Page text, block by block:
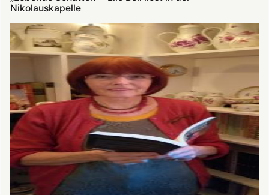
Nikolauskapelle:
Kirchenchor
und
Bläserkreis
musizieren
zur
neuen
Saison
Nikolauskapelle